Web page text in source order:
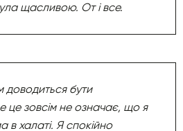
щасливою. От і все.
доводиться бути
це зовсім не означає, що я
в халаті. Я спокійно